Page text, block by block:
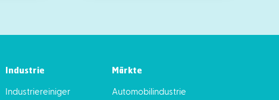
Industrie
Industriereiniger
Märkte
Automobilindustrie